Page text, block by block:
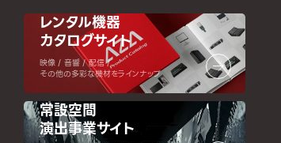
レンタル機器
カタログサイト
映像 / 音響 / 配信 /
その他の多彩な機材をラインナップ
常設空間
演出事業サイト